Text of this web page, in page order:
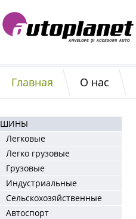
Главная О нас
ШИНЫ
Легковые
Легко грузовые
Грузовые
Индустриальные
Сельскохозяйственные
Автоспорт